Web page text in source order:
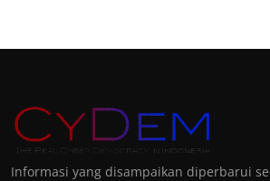
Informasi yang disampaikan diperbarui